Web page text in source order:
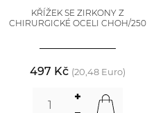
KŘÍŽEK SE ZIRKONY Z
CHIRURGICKÉ OCELI CHOH/250
497 Kč (20,48 Euro)